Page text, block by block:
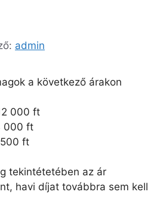
admin
a következő árakon
000 ft
000 ft
ft
tekintétetében az ár
havi díjat továbbra sem kell